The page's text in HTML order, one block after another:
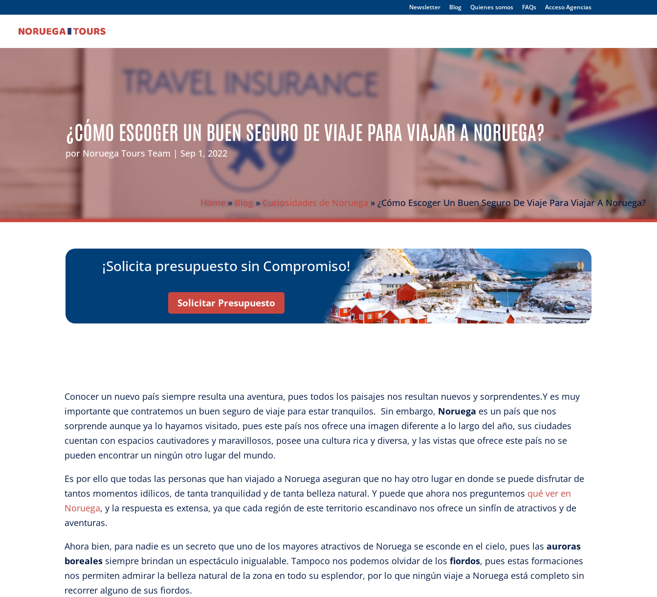
Newsletter Blog Quienes somos FAQs Acceso Agencias
¿CÓMO ESCOGER UN BUEN SEGURO DE VIAJE PARA VIAJAR A NORUEGA?
por Noruega Tours Team Sep 1, 2022
Home » Blog » Curiosidades de Noruega » ¿Cómo Escoger Un Buen Seguro De Viaje Para Viajar A Noruega?
¡Solicita presupuesto sin Compromiso!
Solicitar Presupuesto
Conocer un nuevo país siempre resulta una aventura, pues todos los paisajes nos resultan nuevos y sorprendentes.Y es muy
importante que contratemos un buen seguro de viaje para estar tranquilos. Sin embargo, Noruega es un país que nos
sorprende aunque ya lo hayamos visitado, pues este país nos ofrece una imagen diferente a lo largo del año, sus ciudades
cuentan con espacios cautivadores y maravillosos, posee una cultura rica y diversa, y las vistas que ofrece este país no se
pueden encontrar un ningún otro lugar del mundo.
Es por ello que todas las personas que han viajado a Noruega aseguran que no hay otro lugar en donde se puede disfrutar de
tantos momentos idílicos, de tanta tranquilidad y de tanta belleza natural. Y puede que ahora nos preguntemos qué ver en
Noruega, y la respuesta es extensa, ya que cada región de este territorio escandinavo nos ofrece un sinfín de atractivos y de
aventuras.
Ahora bien, para nadie es un secreto que uno de los mayores atractivos de Noruega se esconde en el cielo, pues las auroras
boreales siempre brindan un espectáculo inigualable. Tampoco nos podemos olvidar de los fiordos, pues estas formaciones
nos permiten admirar la belleza natural de la zona en todo su esplendor, por lo que ningún viaje a Noruega está completo sin
recorrer alguno de sus fiordos.